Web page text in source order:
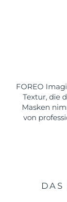
FOREO
Textur, die
Masken
von